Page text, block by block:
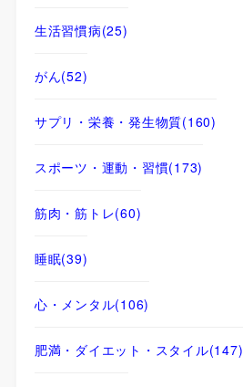
生活習慣病(25)
がん(52)
サプリ・栄養・発生物質(160)
スポーツ・運動・習慣(173)
筋肉・筋トレ(60)
睡眠(39)
心・メンタル(106)
肥満・ダイエット・スタイル(147)